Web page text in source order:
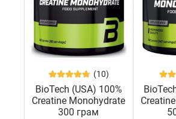
(10)
BioTech (USA) 100%
Creatine Monohydrate
300 грам